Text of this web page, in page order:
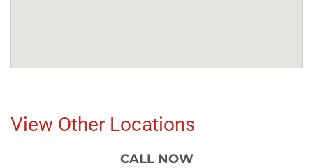
View Other Locations
CALL NOW